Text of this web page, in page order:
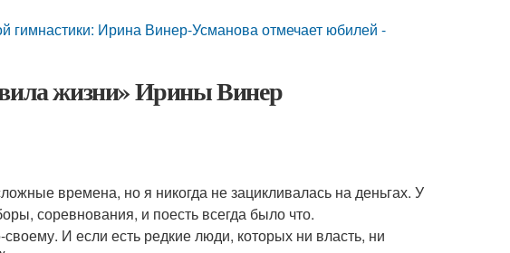
гимнастики: Ирина Винер-Усманова отмечает юбилей -
жизни» Ирины Винер
времена, но я никогда не зацикливалась на деньгах. У
соревнования, и поесть всегда было что.
И если есть редкие люди, которых ни власть, ни